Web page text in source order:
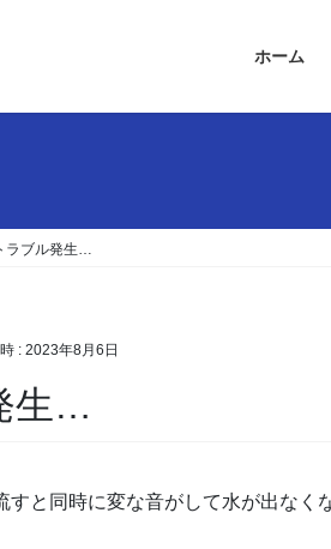
ホーム
ラブル発生…
: 2023年8月6日
生…
すと同時に変な音がして水が出なく